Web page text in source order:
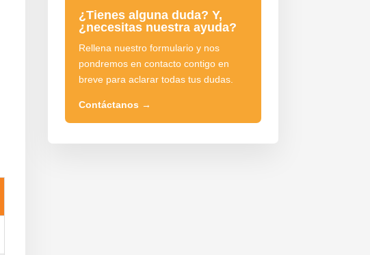
¿Tienes alguna duda? Y,
¿necesitas nuestra ayuda?
Rellena nuestro formulario y nos
pondremos en contacto contigo en
breve para aclarar todas tus dudas.
Contáctanos →